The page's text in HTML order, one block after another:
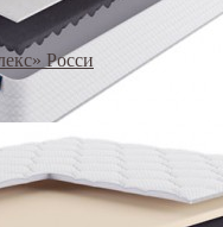
Росси